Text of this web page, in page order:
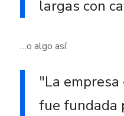
largas con
…o algo así:
La empresa
fue fundada